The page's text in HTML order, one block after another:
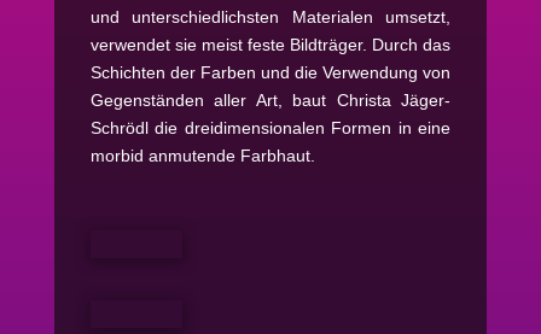
und unterschiedlichsten Materialen umsetzt,
verwendet sie meist feste Bildträger. Durch das
Schichten der Farben und die Verwendung von
Gegenständen aller Art, baut Christa Jäger-
Schrödl die dreidimensionalen Formen in eine
morbid anmutende Farbhaut.